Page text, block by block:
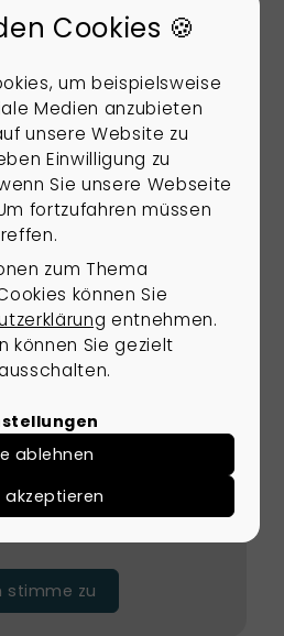
gelegen
bietet eine perfekte
Wohnqualität. Mit
km² und rund 8.353
zu den kleineren
jedoch
für
und Pendler.
/ Social
Media
externen Quellen,
Wenn
externen Medien
Inhalte keiner
mehr
stimme zu
Cookies 🍪
um beispielsweise
Medien anzubieten
unsere Website zu
Einwilligung zu
Sie unsere Webseite
fortzufahren müssen
zum Thema
können Sie
entnehmen.
können Sie gezielt
ablehnen
akzeptieren